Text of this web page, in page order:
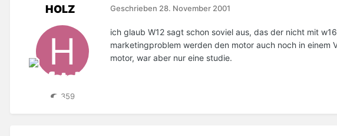
HOLZ
359
Geschrieben 28. November 2001
ich glaub W12 sagt schon soviel aus, das der nicht mit
marketingproblem werden den motor auch noch in einem
motor, war aber nur eine studie.